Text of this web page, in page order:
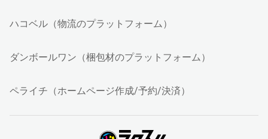
ハコベル（物流のプラットフォーム）
ダンボールワン（梱包材のプラットフォーム）
ペライチ（ホームページ作成/予約/決済）